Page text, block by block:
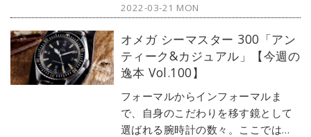
ランド腕時計専門店・MOON
デルからアンティークまで、見る者
の感性を刺激する1本をセレクト。今
回はロレックスから、歴史ある1本を
ご紹介しよう。
2022-03-21 MON
オメガ シーマスター 300「アン
ティーク&カジュアル」【今週の
逸本 Vol.100】
フォーマルからインフォーマルま
で、自身のこだわりを移す鏡として
選ばれる腕時計の数々。ここではブ